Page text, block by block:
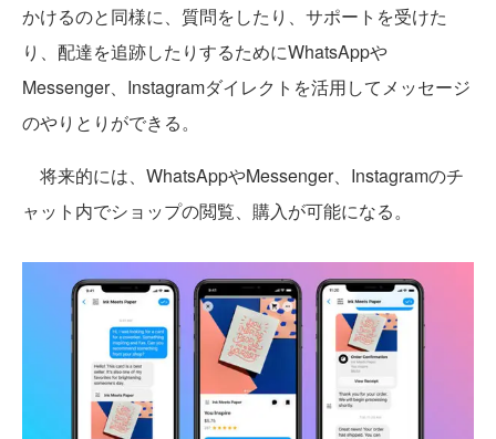
かけるのと同様に、質問をしたり、サポートを受けた
り、配達を追跡したりするためにWhatsAppや
Messenger、Instagramダイレクトを活用してメッセージ
のやりとりができる。
将来的には、WhatsAppやMessenger、Instagramのチ
ャット内でショップの閲覧、購入が可能になる。